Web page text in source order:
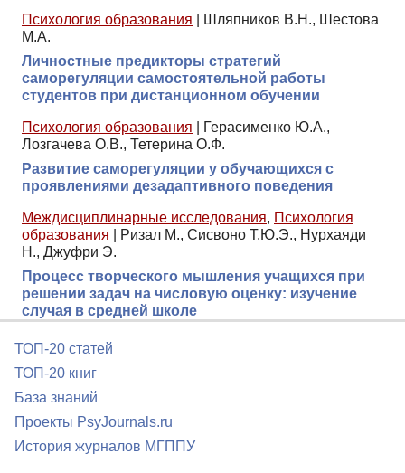
Психология образования
Шляпников В.Н., Шестова
М.А.
Личностные предикторы стратегий
саморегуляции самостоятельной работы
студентов при дистанционном обучении
Психология образования
Герасименко Ю.А.,
Лозгачева О.В., Тетерина О.Ф.
Развитие саморегуляции у обучающихся с
проявлениями дезадаптивного поведения
Междисциплинарные исследования, Психология
образования
Ризал М., Сисвоно Т.Ю.Э., Нурхаяди
Н., Джуфри Э.
Процесс творческого мышления учащихся при
решении задач на числовую оценку: изучение
случая в средней школе
ТОП-20 статей
ТОП-20 книг
База знаний
Проекты PsyJournals.ru
История журналов МГППУ